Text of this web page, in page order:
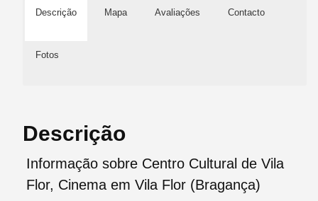
Descrição Mapa Avaliações Contacto
Fotos
Descrição
Informação sobre Centro Cultural de Vila
Flor, Cinema em Vila Flor (Bragança)